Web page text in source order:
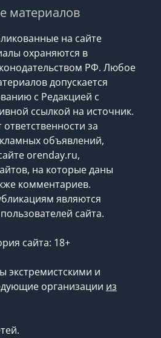
материалов
на сайте
охраняются в
РФ. Любое
допускается
с Редакцией с
ссылкой на источник.
за
объявлений,
orenday.ru,
на которые даны
комментариев.
являются
сайта.
сайта: 18+
экстремистскими и
организации из